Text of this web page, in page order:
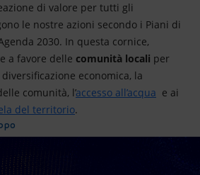
di valore per tutti gli
le nostre azioni secondo i Piani di
2030. In questa cornice,
a favore delle comunità locali per
diversificazione economica, la
comunità, l’accesso all’acqua e ai
del territorio.